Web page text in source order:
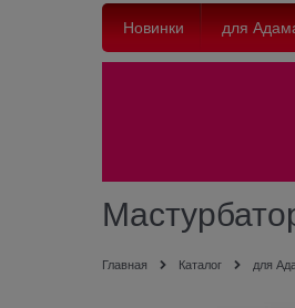
Новинки для
Главная Каталог для